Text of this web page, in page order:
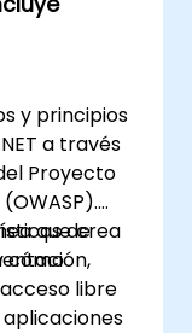
de la
y principios
a través
Proyecto
que crea
libre
de
cómo